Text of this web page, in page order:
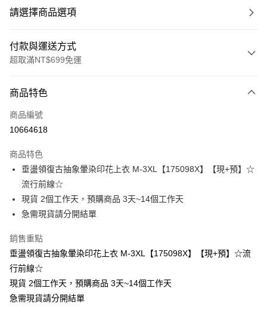
請選擇商品選項
付款與運送方式
超取滿NT$699免運
信用卡一次付款
超商取貨付款
Apple Pay
街口支付
悠遊付
Google Pay
全支付
大哥付你分期
商品特色
商品編號
10664618
商品特色
垂盪領復古抽象暈染印花上衣 M-3XL【175098X】【現+預】☆
流行前線☆
現貨 2個工作天，預購商品 3天~14個工作天
急需現貨請分開結單
銷售重點
垂盪領復古抽象暈染印花上衣 M-3XL【175098X】【現+預】☆流
行前線☆
現貨 2個工作天，預購商品 3天~14個工作天
急需現貨請分開結單